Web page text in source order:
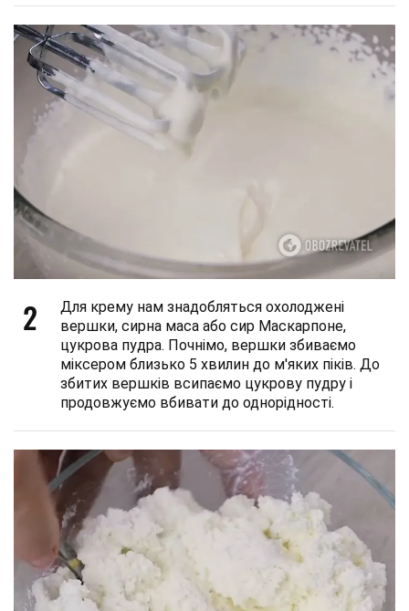
2
Для крему нам знадобляться охолоджені
вершки, сирна маса або сир Маскарпоне,
цукрова пудра. Почнімо, вершки збиваємо
міксером близько 5 хвилин до м'яких піків. До
збитих вершків всипаємо цукрову пудру і
продовжуємо вбивати до однорідності.